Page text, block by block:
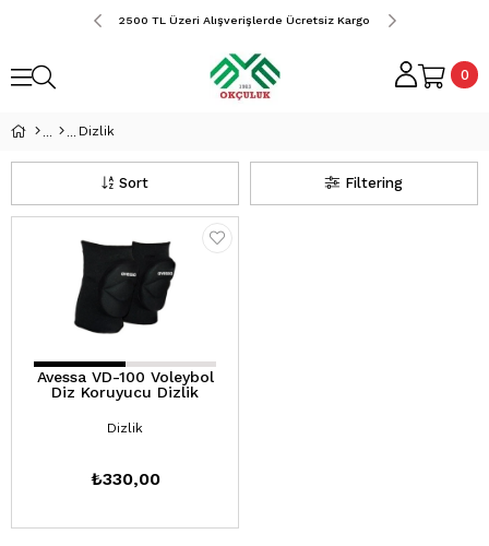
Ücretsiz Kargo 2500 TL Üzeri Alışverişlerde Ücretsiz Kargo 2500 TL Üzeri
0
Dizlik
Filtering
Sort
Avessa VD-100 Voleybol
Diz Koruyucu Dizlik
Dizlik
₺330,00